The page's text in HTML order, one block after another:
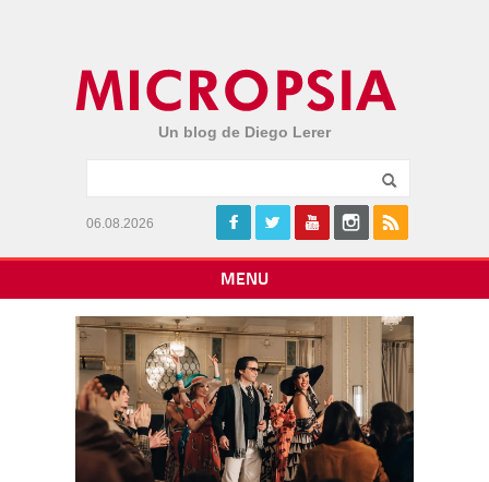
Un blog de Diego Lerer
06.08.2026
MENU